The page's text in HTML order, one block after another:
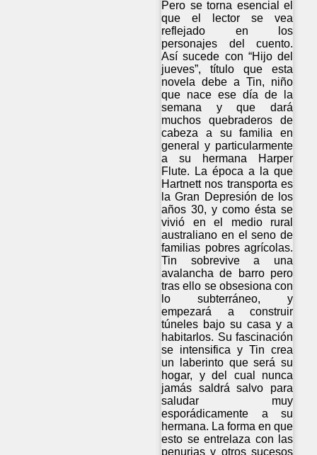
Pero se torna esencial el
que el lector se vea
reflejado en los
personajes del cuento.
Así sucede con “Hijo del
jueves”, título que esta
novela debe a Tin, niño
que nace ese día de la
semana y que dará
muchos quebraderos de
cabeza a su familia en
general y particularmente
a su hermana Harper
Flute. La época a la que
Hartnett nos transporta es
la Gran Depresión de los
años 30, y como ésta se
vivió en el medio rural
australiano en el seno de
familias pobres agrícolas.
Tin sobrevive a una
avalancha de barro pero
tras ello se obsesiona con
lo subterráneo, y
empezará a construir
túneles bajo su casa y a
habitarlos. Su fascinación
se intensifica y Tin crea
un laberinto que será su
hogar, y del cual nunca
jamás saldrá salvo para
saludar muy
esporádicamente a su
hermana. La forma en que
esto se entrelaza con las
penurias y otros sucesos